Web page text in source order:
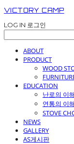
VICTORY CAMP
LOG IN 로그인
ABOUT
PRODUCT
WOOD
EDUCATION
난로의 이해
연통의 이
STOVE
NEWS
GALLERY
AS게시판